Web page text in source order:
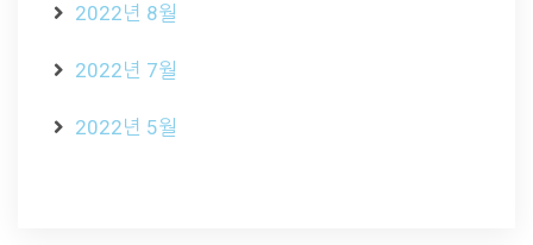
2022년 8월
2022년 7월
2022년 5월